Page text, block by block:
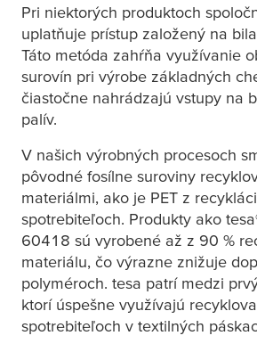
Pri niektorých produktoch
uplatňuje prístup založený na
Táto metóda zahŕňa využívanie
surovín pri výrobe základných
čiastočne nahrádzajú vstupy na
palív.
V našich výrobných procesoch
pôvodné fosílne suroviny
materiálmi, ako je PET z
spotrebiteľoch. Produkty ako tesa
60418 sú vyrobené až z 90 %
materiálu, čo výrazne znižuje
polyméroch. tesa patrí medzi
ktorí úspešne využívajú
spotrebiteľoch v textilných